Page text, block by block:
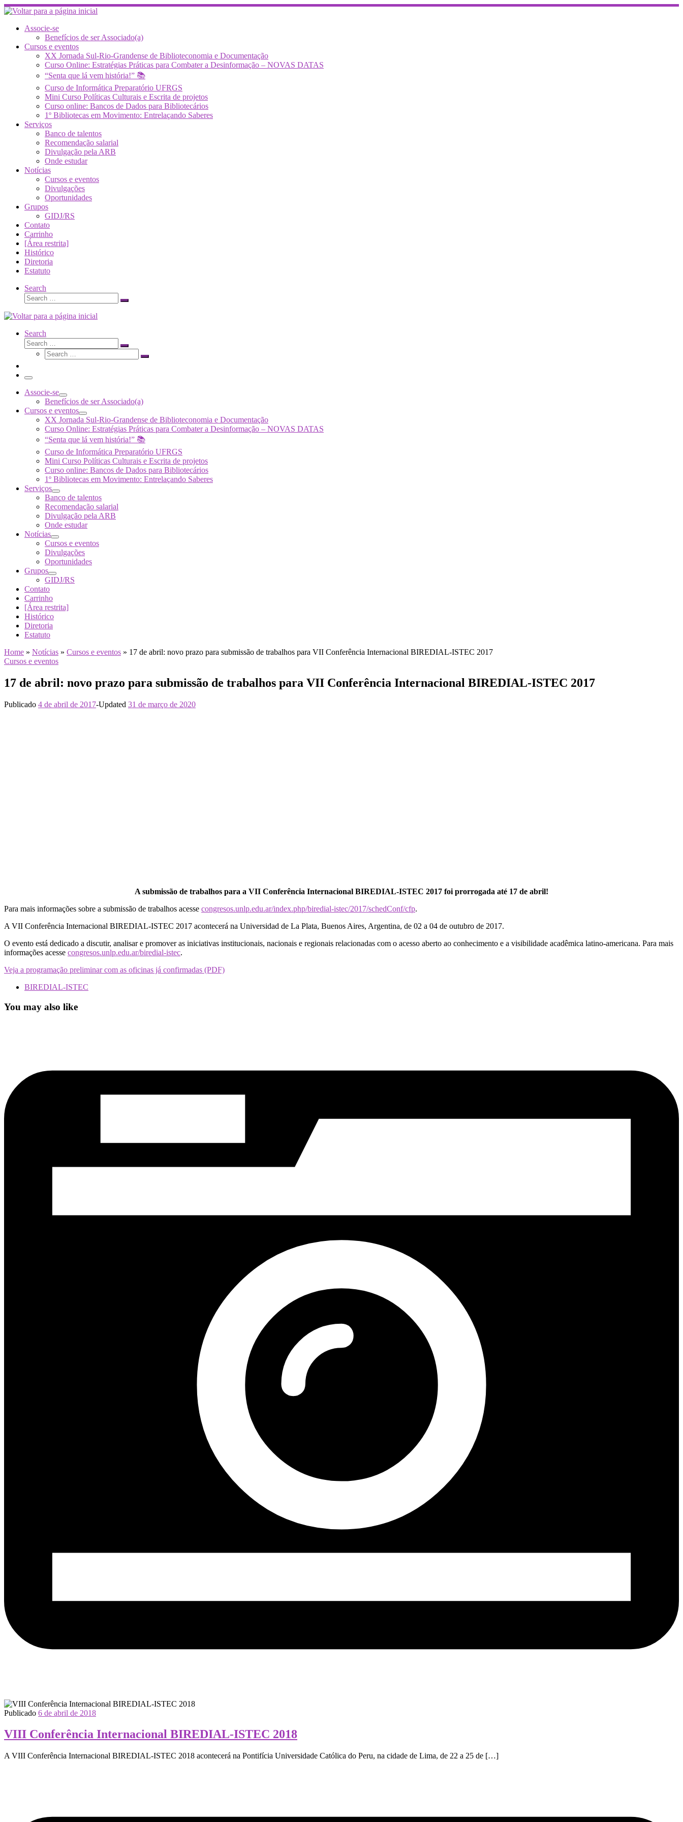
Skip
to
contentAssocie-se
Benefícios de ser Associado(a)
Cursos e eventos
XX Jornada Sul-Rio-Grandense de Biblioteconomia e Documentação
Curso Online: Estratégias Práticas para Combater a Desinformação – NOVAS DATAS
“Senta que lá vem história!” 📚
Curso de Informática Preparatório UFRGS
Mini Curso Políticas Culturais e Escrita de projetos
Curso online: Bancos de Dados para Bibliotecários
1º Bibliotecas em Movimento: Entrelaçando Saberes
Serviços
Banco de talentos
Recomendação salarial
Divulgação pela ARB
Onde estudar
Notícias
Cursos e eventos
Divulgações
Oportunidades
Grupos
GIDJ/RS
Contato
Carrinho
[Área restrita]
Histórico
Diretoria
Estatuto
Search
Search
Search
Search
Search
Search
Search
Search
Menu
Associe-se
Benefícios de ser Associado(a)
Cursos e eventos
XX Jornada Sul-Rio-Grandense de Biblioteconomia e Documentação
Curso Online: Estratégias Práticas para Combater a Desinformação – NOVAS DATAS
“Senta que lá vem história!” 📚
Curso de Informática Preparatório UFRGS
Mini Curso Políticas Culturais e Escrita de projetos
Curso online: Bancos de Dados para Bibliotecários
1º Bibliotecas em Movimento: Entrelaçando Saberes
Serviços
Banco de talentos
Recomendação salarial
Divulgação pela ARB
Onde estudar
Notícias
Cursos e eventos
Divulgações
Oportunidades
Grupos
GIDJ/RS
Contato
Carrinho
[Área restrita]
Histórico
Diretoria
Estatuto
Home » Notícias » Cursos e eventos » 17 de abril: novo prazo para submissão de trabalhos para VII Conferência Internacional BIREDIAL-ISTEC 2017
Cursos e eventos
17 de abril: novo prazo para submissão de trabalhos para VII Conferência Internacional BIREDIAL-ISTEC 2017
Publicado 4 de abril de 2017-Updated 31 de março de 2020
A submissão de trabalhos para a VII Conferência Internacional BIREDIAL-ISTEC 2017 foi prorrogada até 17 de abril!
Para mais informações sobre a submissão de trabalhos acesse congresos.unlp.edu.ar/index.php/biredial-istec/2017/schedConf/cfp.
A VII Conferência Internacional BIREDIAL-ISTEC 2017 acontecerá na Universidad de La Plata, Buenos Aires, Argentina, de 02 a 04 de outubro de 2017.
O evento está dedicado a discutir, analisar e promover as iniciativas institucionais, nacionais e regionais relacionadas com o acesso aberto ao conhecimento e a visibilidade acadêmica latino-americana. Para mais
informações acesse congresos.unlp.edu.ar/biredial-istec.
Veja a programação preliminar com as oficinas já confirmadas (PDF)
BIREDIAL-ISTEC
You may also like
Publicado 6 de abril de 2018
VIII Conferência Internacional BIREDIAL-ISTEC 2018
A VIII Conferência Internacional BIREDIAL-ISTEC 2018 acontecerá na Pontifícia Universidade Católica do Peru, na cidade de Lima, de 22 a 25 de […]